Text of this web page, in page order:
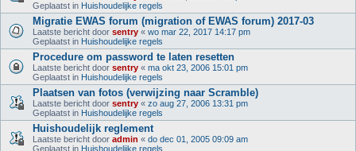
Geplaatst in Huishoudelijke regels
Migratie EWAS forum (migration of EWAS forum) 2017-03
Laatste bericht door sentry « wo mar 22, 2017 14:17 pm
Geplaatst in Huishoudelijke regels
Procedure om password te laten resetten
Laatste bericht door sentry « ma okt 23, 2006 15:01 pm
Geplaatst in Huishoudelijke regels
Plaatsen van fotos (verwijzing naar Scramble)
Laatste bericht door sentry « zo aug 27, 2006 13:31 pm
Geplaatst in Huishoudelijke regels
Huishoudelijk reglement
Laatste bericht door admin « do dec 01, 2005 09:09 am
Geplaatst in Huishoudelijke regels